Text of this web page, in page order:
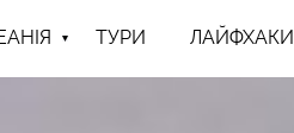
ТУРИ ЛАЙФХАКИ